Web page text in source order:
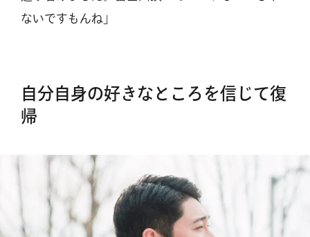
ないですもんね」
自分自身の好きなところを信じて復
帰